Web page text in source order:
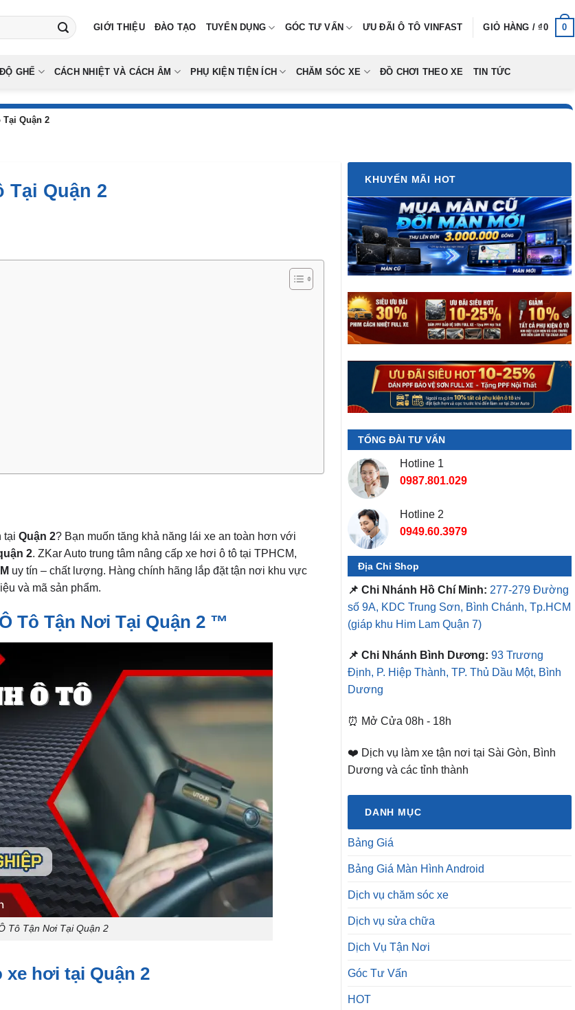
GIỚI THIỆU ĐÀO TẠO TUYỂN DỤNG GÓC TƯ VẤN ƯU ĐÃI Ô TÔ VINFAST GIỎ HÀNG /₫0 0
GHẾ CÁCH NHIỆT VÀ CÁCH ÂM PHỤ KIỆN TIỆN ÍCH CHĂM SÓC XE ĐỒ CHƠI THEO XE TIN TỨC
Tại Quận 2
Tại Quận 2
tại Quận 2? Bạn muốn tăng khả năng lái xe an toàn hơn với
2. ZKar Auto trung tâm nâng cấp xe hơi ô tô tại TPHCM,
uy tín – chất lượng. Hàng chính hãng lắp đặt tận nơi khu vực
và mã sản phẩm.
Tô Tận Nơi Tại Quận 2 ™
Tô Tận Nơi Tại Quận 2
xe hơi tại Quận 2
KHUYẾN MÃI HOT
TỔNG ĐÀI TƯ VẤN
Hotline 1
0987.801.029
Hotline 2
0949.60.3979
Địa Chỉ Shop
📌 Chi Nhánh Hồ Chí Minh: 277-279 Đường
số 9A, KDC Trung Sơn, Bình Chánh, Tp.HCM
(giáp khu Him Lam Quận 7)
📌 Chi Nhánh Bình Dương: 93 Trương
Định, P. Hiệp Thành, TP. Thủ Dầu Một, Bình
Dương
⏰ Mở Cửa 08h - 18h
❤️ Dịch vụ làm xe tận nơi tại Sài Gòn, Bình
Dương và các tỉnh thành
DANH MỤC
Bảng Giá
Bảng Giá Màn Hình Android
Dịch vụ chăm sóc xe
Dịch vụ sửa chữa
Dịch Vụ Tận Nơi
Góc Tư Vấn
HOT